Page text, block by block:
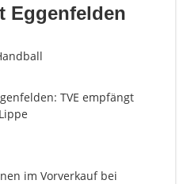
Eggenfelden
TVE empfängt
im Vorverkauf bei